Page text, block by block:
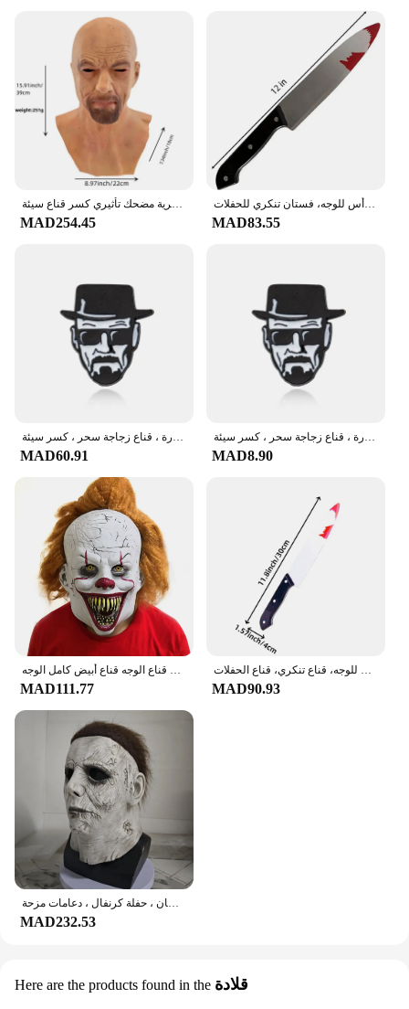
هالوين والتر الأبيض اللاتكس القبعات هالوين واقعية مثيرة تأثيري الوجه الدعائم البشرية مضحك تأثيري كسر قناع سيئة
MAD254.45
أقنعة مايكل مايرز الرئيسية للهالوين للرجال من اللاتكس لعيد الميلاد، قناع وجه كامل باللون الرمادي والأبيض، غطاء رأس للوجه، فستان تنكري للحفلات
MAD83.55
كسر قلادة سيئة مع فلين قارورة ، قناع زجاجة سحر ، كسر سيئة ، Heisenbacker ، بروش أزرق كريستال ، برنامج تلفزيوني
MAD60.91
كسر قلادة سيئة مع فلين قارورة ، قناع زجاجة سحر ، كسر سيئة ، Heisenbacker ، بروش أزرق كريستال ، برنامج تلفزيوني
MAD8.90
MAD111.77 MAD90.93
MAD232.53
Here are the products found in the قلادة